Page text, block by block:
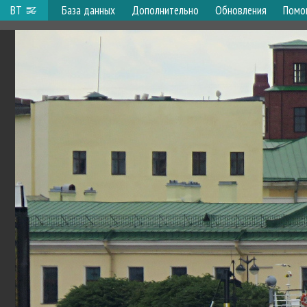
ВТ База данных Дополнительно Обновления